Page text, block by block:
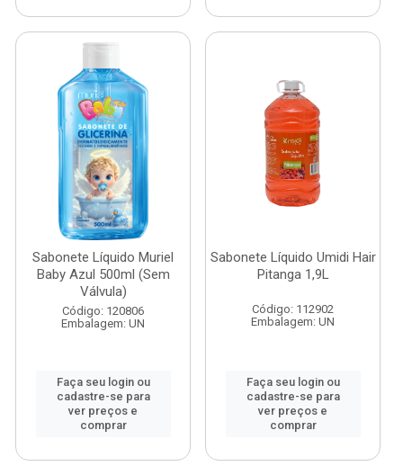
Sabonete Líquido Muriel
Baby Azul 500ml (Sem
Válvula)
Código: 120806
Embalagem: UN
Faça seu login ou
cadastre-se para
ver preços e
comprar
Sabonete Líquido Umidi Hair
Pitanga 1,9L
Código: 112902
Embalagem: UN
Faça seu login ou
cadastre-se para
ver preços e
comprar